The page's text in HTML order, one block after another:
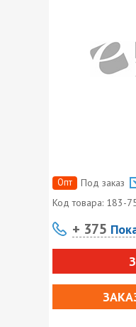
Опт
Под заказ
Код товара: 183-
+ 375